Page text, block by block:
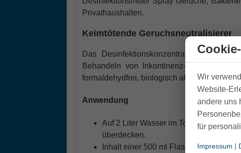
Privathaushalten.
Keimtötende Geruchsneutralisierer
Das Desinfektionskonzentrat Ultrana
Behandeln von Inkontinenz-Slips.
formaldehydfrei, biologisch abbaubar, nicht
Anwendung
Auf 2 Liter Wasser im Toilettenstuhl 2
überdecken.
Inhalt einer 500 ml Flasche reicht aus
Wir
Website-
andere uns
für
Impressum |